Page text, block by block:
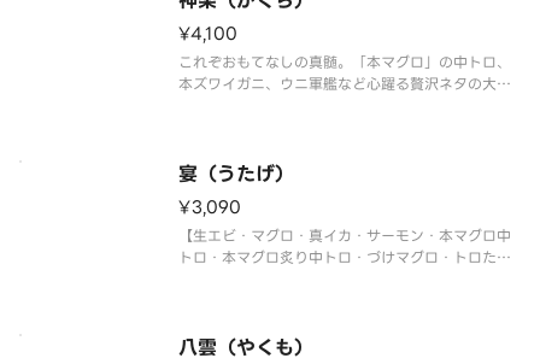
¥4,100
これぞおもてなしの真髄。「本マグロ」の中トロ、
本ズワイガニ、ウニ軍艦など心躍る贅沢ネタの大集
軍艦・イクラ軍艦・切玉子】
宴（うたげ）
¥3,090
【生エビ・マグロ・真イカ・サーモン・本マグロ中
トロ・本マグロ炙り中トロ・づけマグロ・トロたく
八雲（やくも）